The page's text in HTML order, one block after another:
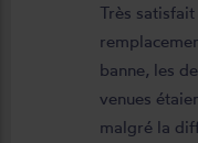
Très
banne, les
venues
malgré la